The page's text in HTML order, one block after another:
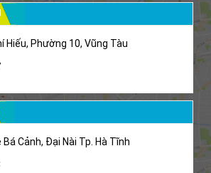
Hiếu, Phường 10, Vũng Tàu
Bá Cảnh, Đại Nài Tp. Hà Tĩnh